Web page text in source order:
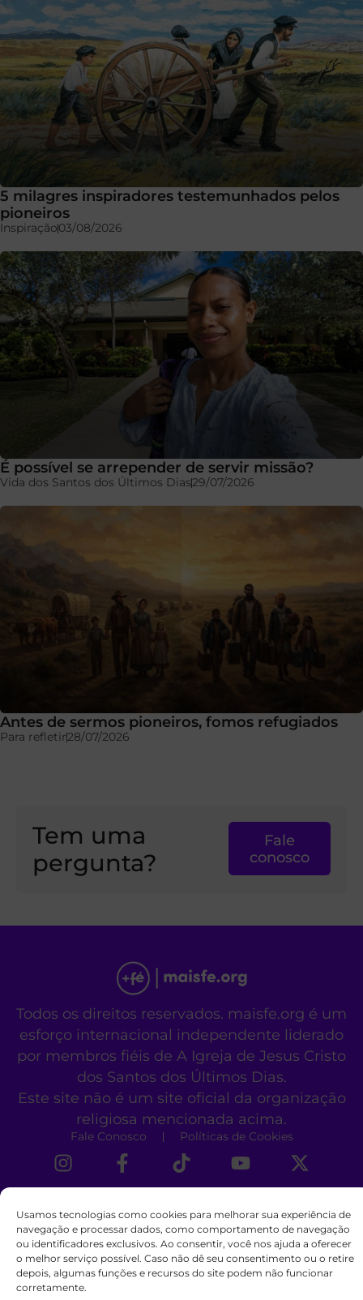
Usamos tecnologias como cookies para melhorar sua experiência de
navegação e processar dados, como comportamento de navegação
ou identificadores exclusivos. Ao consentir, você nos ajuda a oferecer
o melhor serviço possível. Caso não dê seu consentimento ou o retire
depois, algumas funções e recursos do site podem não funcionar
corretamente.
5 milagres inspiradores testemunhados pelos
pioneiros
Inspiração03/08/2026
É possível se arrepender de servir missão?
Vida dos Santos dos Últimos Dias29/07/2026
Antes de sermos pioneiros, fomos refugiados
Para refletir28/07/2026
Tem uma
pergunta?
Fale
conosco
Todos os direitos reservados. maisfe.org é um
esforço internacional independente liderado
por membros fiéis de A Igreja de Jesus Cristo
dos Santos dos Últimos Dias.
Este site não é um site oficial da organização
religiosa mencionada acima.
Fale Conosco Políticas de Cookies